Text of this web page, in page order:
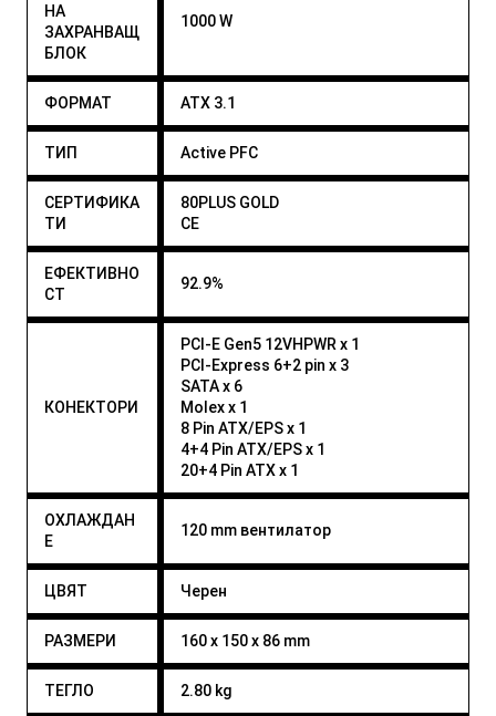
НА
ЗАХРАНВАЩ
БЛОК
1000 W
ФОРМАТ ATX 3.1
ТИП Active PFC
СЕРТИФИКА
ТИ
80PLUS GOLD
CE
ЕФЕКТИВНО
СТ
92.9%
КОНЕКТОРИ
PCI-E Gen5 12VHPWR x 1
PCI-Express 6+2 pin x 3
SATA x 6
Molex x 1
8 Pin ATX/EPS x 1
4+4 Pin ATX/EPS x 1
20+4 Pin ATX x 1
ОХЛАЖДАН
Е
120 mm вентилатор
ЦВЯТ Черен
РАЗМЕРИ 160 x 150 x 86 mm
ТЕГЛО 2.80 kg